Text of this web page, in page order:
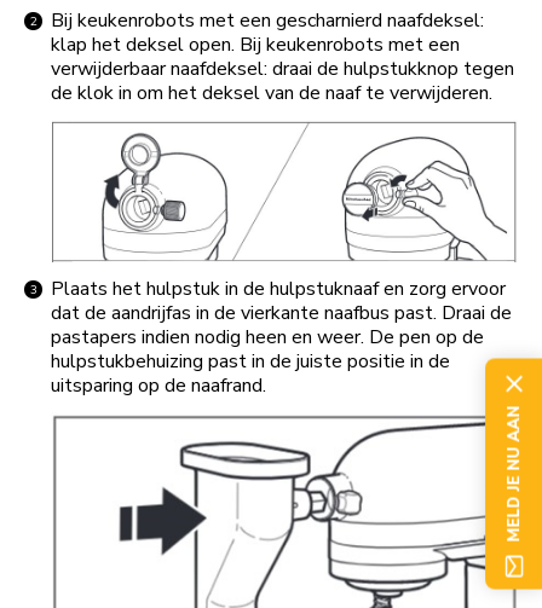
Bij keukenrobots met een gescharnierd naafdeksel:
klap het deksel open. Bij keukenrobots met een
verwijderbaar naafdeksel: draai de hulpstukknop tegen
de klok in om het deksel van de naaf te verwijderen.
Plaats het hulpstuk in de hulpstuknaaf en zorg ervoor
dat de aandrijfas in de vierkante naafbus past. Draai de
pastapers indien nodig heen en weer. De pen op de
hulpstukbehuizing past in de juiste positie in de
uitsparing op de naafrand.
MELD JE NU AAN